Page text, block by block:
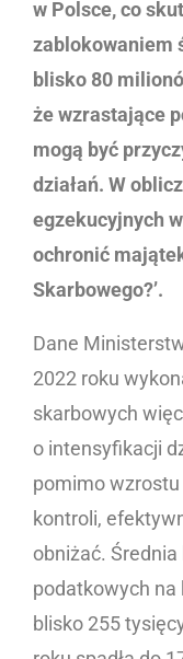
w Polsce, co
zablokowaniem
blisko 80
że wzrastające
mogą być
działań. W
egzekucyjnych
ochronić
Skarbowego?’.
Dane
2022 roku
skarbowych
o intensyfikacji
pomimo
kontroli,
obniżać.
podatkowych na
blisko 255